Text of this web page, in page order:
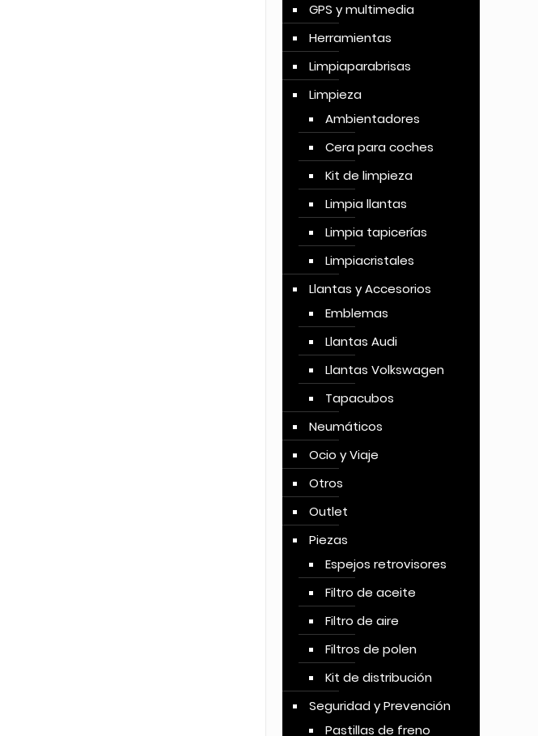
GPS y multimedia
Herramientas
Limpiaparabrisas
Limpieza
Ambientadores
Cera para coches
Kit de limpieza
Limpia llantas
Limpia tapicerías
Limpiacristales
Llantas y Accesorios
Emblemas
Llantas Audi
Llantas Volkswagen
Tapacubos
Neumáticos
Ocio y Viaje
Otros
Outlet
Piezas
Espejos retrovisores
Filtro de aceite
Filtro de aire
Filtros de polen
Kit de distribución
Seguridad y Prevención
Pastillas de freno